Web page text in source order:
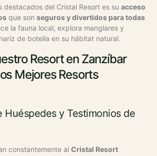
destacados del Cristal Resort es su acceso
que son seguros y divertidos para todas
la fauna local, explora manglares y
de botella en su hábitat natural.
Resort en Zanzíbar
Mejores Resorts
Huéspedes y Testimonios de
constantemente al Cristal Resort